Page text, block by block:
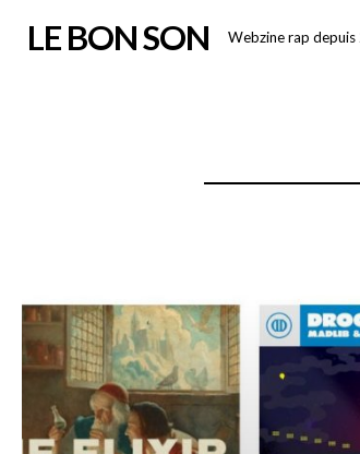
LE BON SON Webzine rap depuis